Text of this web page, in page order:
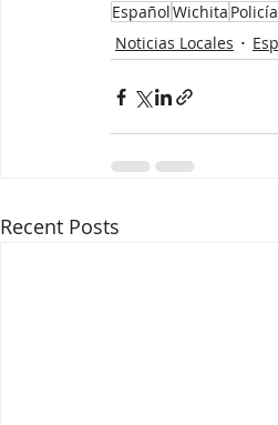
EspañolWichita Policía
Noticias Locales
Recent Posts